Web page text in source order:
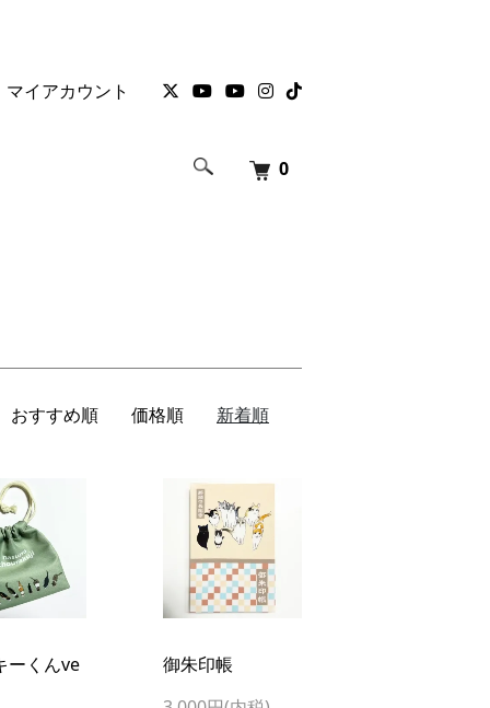
0
マイアカウント
おすすめ順 価格順 新着順
ーくんve
御朱印帳